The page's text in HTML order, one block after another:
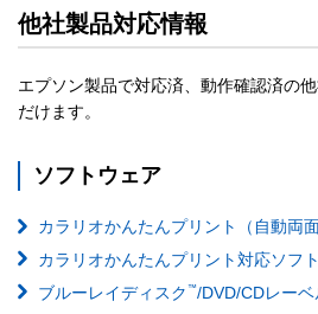
他社製品対応情報
エプソン製品で対応済、動作確認済の
だけます。
ソフトウェア
カラリオかんたんプリント（自動両
カラリオかんたんプリント対応ソフト
ブルーレイディスク ™/DVD/CDレー